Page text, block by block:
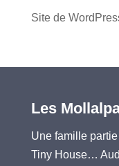
Site de
Les
Une famille
Tiny House…